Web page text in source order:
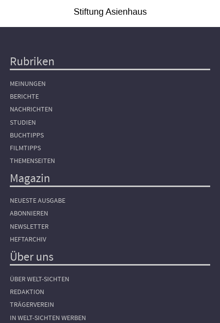
Stiftung Asienhaus
Hauptnavigation
Rubriken
MEINUNGEN
BERICHTE
NACHRICHTEN
STUDIEN
BUCHTIPPS
FILMTIPPS
THEMENSEITEN
Magazin
NEUESTE AUSGABE
ABONNIEREN
NEWSLETTER
HEFTARCHIV
Über uns
ÜBER WELT-SICHTEN
REDAKTION
TRÄGERVEREIN
IN WELT-SICHTEN WERBEN